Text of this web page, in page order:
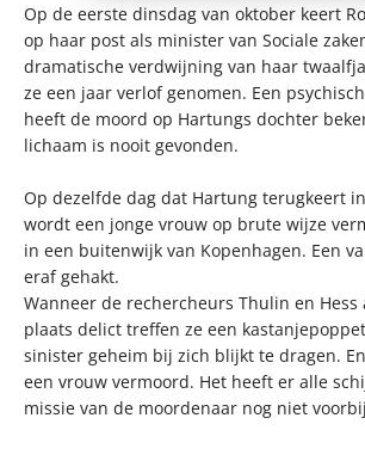
Op de eerste dinsdag van oktober keert
op haar post als minister van Sociale
dramatische verdwijning van haar
ze een jaar verlof genomen. Een
heeft de moord op Hartungs dochter
lichaam is nooit gevonden.
Op dezelfde dag dat Hartung terugkeert
wordt een jonge vrouw op brute wijze
in een buitenwijk van Kopenhagen. Een
eraf gehakt.
Wanneer de rechercheurs Thulin en
plaats delict treffen ze een
sinister geheim bij zich blijkt te dragen.
een vrouw vermoord. Het heeft er alle
missie van de moordenaar nog niet